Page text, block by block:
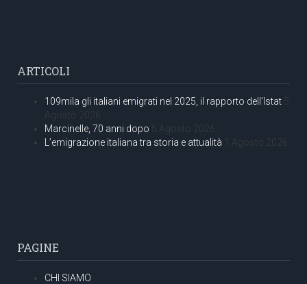
ARTICOLI
109mila gli italiani emigrati nel 2025, il rapporto dell’Istat 5
Agosto 2026
Marcinelle, 70 anni dopo 5 Agosto 2026
L’emigrazione italiana tra storia e attualità 1 Agosto 2026
PAGINE
CHI SIAMO